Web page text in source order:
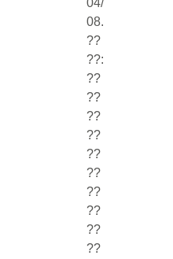
04/
08.
??
??:
??
??
??
??
??
??
??
??
??
??